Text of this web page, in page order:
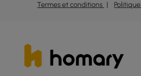
Termes et conditions